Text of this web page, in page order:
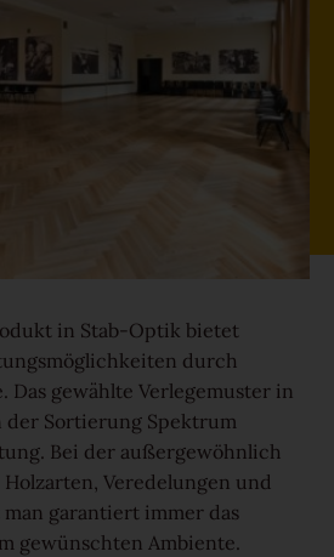
Parkett
erfahren
erfahren
in Stab-Optik bietet
durch
Das gewählte Verlegemuster in
der Sortierung Spektrum
Bei der außergewöhnlich
Veredelungen und
garantiert immer das
gewünschten Ambiente.